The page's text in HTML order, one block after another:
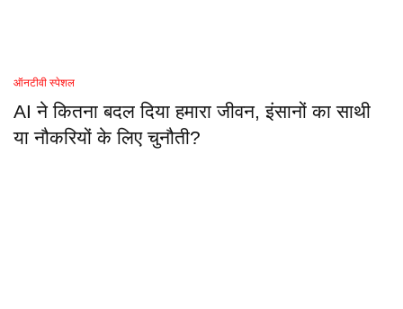
ऑनटीवी स्पेशल
AI ने कितना बदल दिया हमारा जीवन, इंसानों का साथी
या नौकरियों के लिए चुनौती?